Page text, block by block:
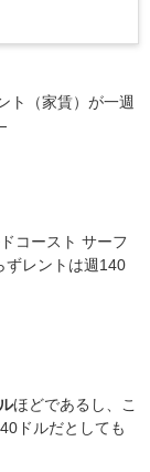
ト（家賃）が一週
コースト サーフ
ずレントは週140
ほどであるし、こ
ドルだとしても